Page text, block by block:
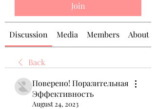
Join
Discussion Media Members About
Back
Поверено! Поразительная
Эффективность
August 24, 2023